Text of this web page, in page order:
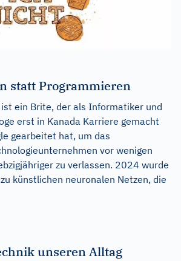
statt Programmieren
ein Brite, der als Informatiker und
erst in Kanada Karriere gemacht
gearbeitet hat, um das
vor wenigen
zu verlassen. 2024 wurde
künstlichen neuronalen Netzen, die
unseren Alltag